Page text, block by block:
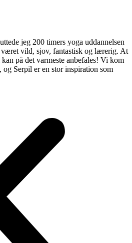
jeg 200 timers yoga uddannelsen
været vild, sjov, fantastisk og lærerig. At
på det varmeste anbefales! Vi kom
Serpil er en stor inspiration som